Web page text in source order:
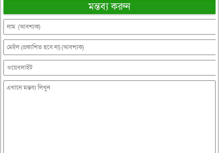
মন্তব্য করুন